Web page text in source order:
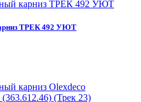
ТРЕК 492 УЮТ